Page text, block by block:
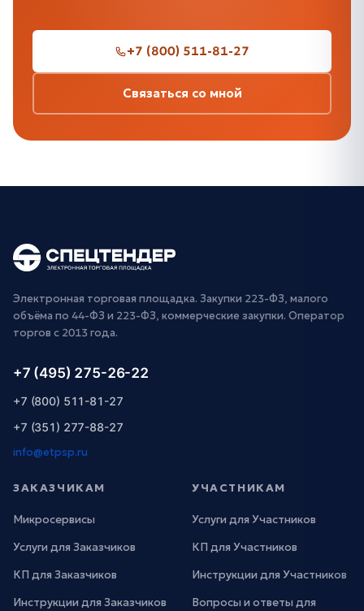
+7 (800) 511-81-27
Связаться со мной
Электронная торговая площадка. Закупки 223-ФЗ, малого
объёма по 44-ФЗ и 223-ФЗ, коммерческие закупки. Оператор
торгов с 2013 года.
+7 (495) 275-26-22
+7 (800) 511-81-27
+7 (351) 277-88-27
info@etpsp.ru
ЗАКАЗЧИКАМ
Микросервисы
Услуги для Заказчиков
КП для Заказчиков
Инструкции для Заказчиков
УЧАСТНИКАМ
Услуги для Участников
КП для Участников
Инструкции для Участников
Вопросы и ответы для